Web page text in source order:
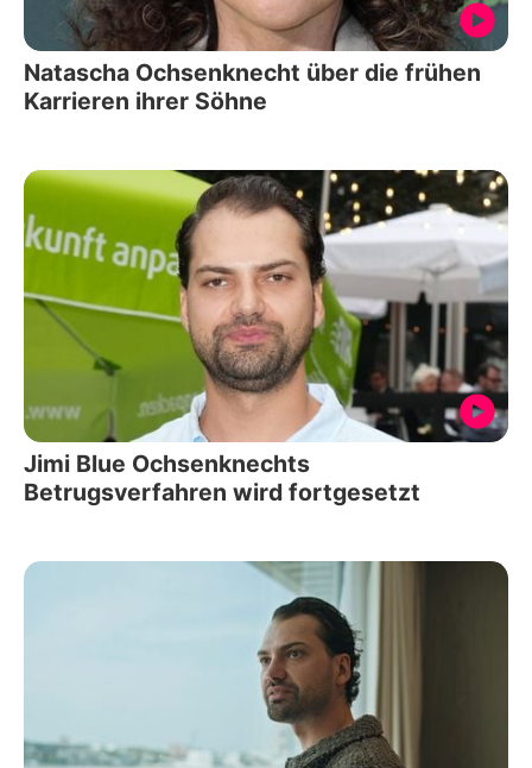
Natascha Ochsenknecht über die frühen
Karrieren ihrer Söhne
Jimi Blue Ochsenknechts
Betrugsverfahren wird fortgesetzt